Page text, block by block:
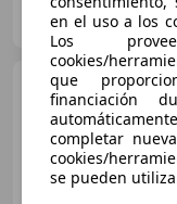
ES-46197 VALENCIA
en el uso a los
Los
cookies/
que
financiación
completar
cookies/
se pueden